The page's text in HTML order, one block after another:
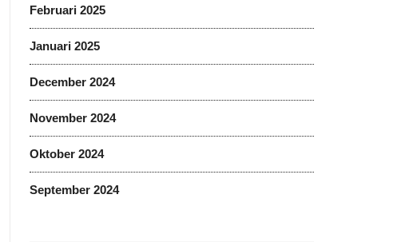
Februari 2025
Januari 2025
December 2024
November 2024
Oktober 2024
September 2024